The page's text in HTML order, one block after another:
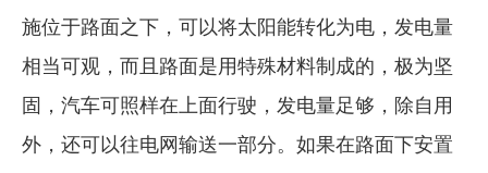
施位于路面之下，可以将太阳能转化为电，发电量
相当可观，而且路面是用特殊材料制成的，极为坚
固，汽车可照样在上面行驶，发电量足够，除自用
外，还可以往电网输送一部分。如果在路面下安置